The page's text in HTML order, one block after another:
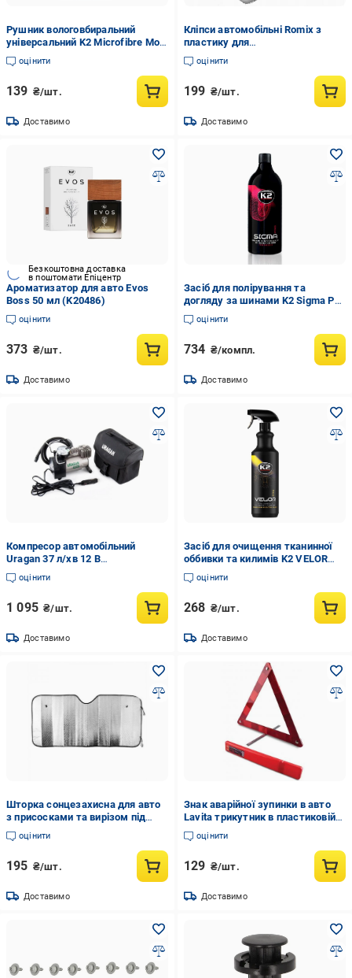
Рушник вологовбиральний
універсальний K2 Microfibre Moli
з мікрофібри 40 x 40 см (K20527)
оцінити
139 ₴/шт.
Доставимо
Кліпси автомобільні Romix з
пластику для
Honda/Hyundai/Kia/Lexus/Mazda/
10 шт.
оцінити
199 ₴/шт.
Доставимо
Безкоштовна доставка
в поштомати Епіцентр
Ароматизатор для авто Evos
Boss 50 мл (K20486)
оцінити
373 ₴/шт.
Доставимо
Засіб для полірування та
догляду за шинами K2 Sigma Pro
1L (K20538)
оцінити
734 ₴/компл.
Доставимо
Компресор автомобільний
Uragan 37 л/хв 12 В
одноциліндровий від
прикурювача з чохлом та
манометром для коліс R13-R16
(90130)
оцінити
1 095 ₴/шт.
Доставимо
Засіб для очищення тканинної
оббивки та килимів K2 VELOR
PRO 1 л (K20598)
оцінити
268 ₴/шт.
Доставимо
Шторка сонцезахисна для авто
з присосками та вирізом під
дзеркало 150х80 см
оцінити
195 ₴/шт.
Доставимо
Знак аварійної зупинки в авто
Lavita трикутник в пластиковій
коробці (LA 170201)
оцінити
129 ₴/шт.
Доставимо